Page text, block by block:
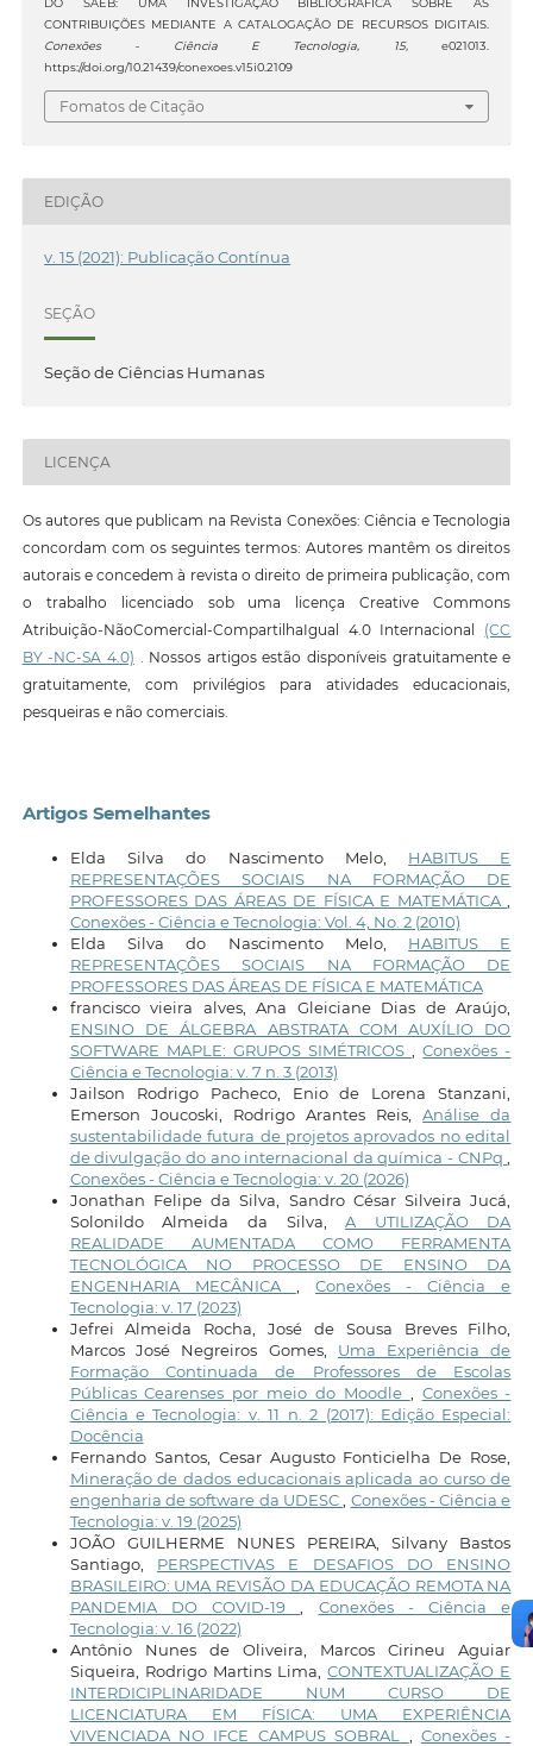
DO SAEB: UMA INVESTIGAÇÃO BIBLIOGRÁFICA SOBRE AS
CONTRIBUIÇÕES MEDIANTE A CATALOGAÇÃO DE RECURSOS DIGITAIS.
Conexões - Ciência E Tecnologia, 15, e021013.
https://doi.org/10.21439/conexoes.v15i0.2109
Fomatos de Citação
EDIÇÃO
v. 15 (2021): Publicação Contínua
SEÇÃO
Seção de Ciências Humanas
LICENÇA
Os autores que publicam na Revista Conexões: Ciência e Tecnologia
concordam com os seguintes termos: Autores mantêm os direitos
autorais e concedem à revista o direito de primeira publicação, com
o trabalho licenciado sob uma licença Creative Commons
Atribuição-NãoComercial-CompartilhaIgual 4.0 Internacional (CC
BY -NC-SA 4.0) . Nossos artigos estão disponíveis gratuitamente e
gratuitamente, com privilégios para atividades educacionais,
pesqueiras e não comerciais.
Artigos Semelhantes
Elda Silva do Nascimento Melo, HABITUS E
REPRESENTAÇÕES SOCIAIS NA FORMAÇÃO DE
PROFESSORES DAS ÁREAS DE FÍSICA E MATEMÁTICA
Conexões - Ciência e Tecnologia: Vol. 4, No. 2 (2010)
Elda Silva do Nascimento Melo, HABITUS E
REPRESENTAÇÕES SOCIAIS NA FORMAÇÃO DE
PROFESSORES DAS ÁREAS DE FÍSICA E MATEMÁTICA
francisco vieira alves, Ana Gleiciane Dias de Araújo,
ENSINO DE ÁLGEBRA ABSTRATA COM AUXÍLIO DO
SOFTWARE MAPLE: GRUPOS SIMÉTRICOS
,Conexões -
Ciência e Tecnologia: v. 7 n. 3 (2013)
Jailson Rodrigo Pacheco, Enio de Lorena Stanzani,
Emerson Joucoski, Rodrigo Arantes Reis,Análise da
sustentabilidade futura de projetos aprovados no edital
de divulgação do ano internacional da química - CNPq
Conexões - Ciência e Tecnologia: v. 20 (2026)
Jonathan Felipe da Silva, Sandro César Silveira Jucá,
Solonildo Almeida da Silva,A UTILIZAÇÃO DA
REALIDADE AUMENTADA COMO FERRAMENTA
TECNOLÓGICA NO PROCESSO DE ENSINO DA
ENGENHARIA MECÂNICA
,Conexões - Ciência e
Tecnologia: v. 17 (2023)
Jefrei Almeida Rocha, José de Sousa Breves Filho,
Marcos José Negreiros Gomes, Uma Experiência de
Formação Continuada de Professores de Escolas
Públicas Cearenses por meio do Moodle
Conexões -
Ciência e Tecnologia: v. 11 n. 2 (2017): Edição Especial:
Docência
Fernando Santos, Cesar Augusto Fonticielha De Rose,
Mineração de dados educacionais aplicada ao curso de
engenharia de software da UDESC
Conexões - Ciência e
Tecnologia: v. 19 (2025)
JOÃO GUILHERME NUNES PEREIRA, Silvany Bastos
Santiago, PERSPECTIVAS E DESAFIOS DO ENSINO
BRASILEIRO: UMA REVISÃO DA EDUCAÇÃO REMOTA NA
PANDEMIA DO COVID-19
Conexões - Ciência e
Tecnologia: v. 16 (2022)
Antônio Nunes de Oliveira, Marcos Cirineu Aguiar
Siqueira, Rodrigo Martins Lima,CONTEXTUALIZAÇÃO E
INTERDICIPLINARIDADE NUM CURSO DE
LICENCIATURA EM FÍSICA: UMA EXPERIÊNCIA
VIVENCIADA NO IFCE CAMPUS SOBRAL
,Conexões -